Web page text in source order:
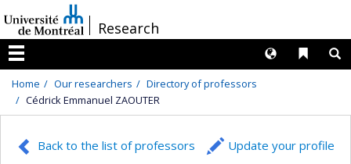
au
contenu
/Research
Menu
Liens
Langues
Home Our researchers
Directory of professors
Cédrick Emmanuel ZAOUTER
Back to the list of professors Update your profile